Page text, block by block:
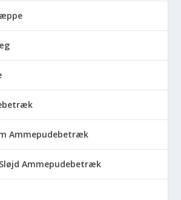
Ammepudebetræk
Ammepudebetræk